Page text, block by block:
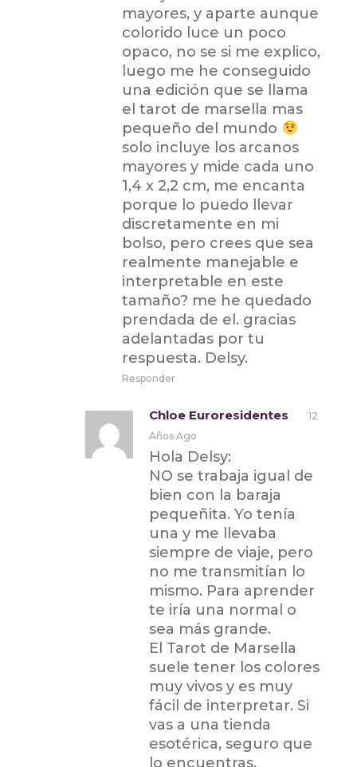
mayores, y aparte aunque
colorido luce un poco
opaco, no se si me explico,
luego me he conseguido
una edición que se llama
el tarot de marsella mas
pequeño del mundo
solo incluye los arcanos
mayores y mide cada uno
1,4 x 2,2 cm, me encanta
porque lo puedo llevar
discretamente en mi
bolso, pero crees que sea
realmente manejable e
interpretable en este
tamaño? me he quedado
prendada de el. gracias
adelantadas por tu
respuesta. Delsy.
Responder
Chloe Euroresidentes
12
Años Ago
Hola Delsy:
NO se trabaja igual de
bien con la baraja
pequeñita. Yo tenía
una y me llevaba
siempre de viaje, pero
no me transmitían lo
mismo. Para aprender
te iría una normal o
sea más grande.
El Tarot de Marsella
suele tener los colores
muy vivos y es muy
fácil de interpretar. Si
vas a una tienda
esotérica, seguro que
lo encuentras.